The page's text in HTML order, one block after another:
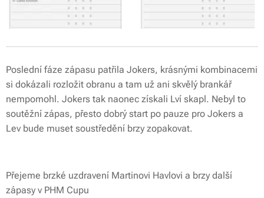
Poslední fáze zápasu patřila Jokers, krásnými kombinacemi
si dokázali rozložit obranu a tam už ani skvělý brankář
nempomohl. Jokers tak naonec získali Lví skapl. Nebyl to
soutěžní zápas, přesto dobrý start po pauze pro Jokers a
Lev bude muset soustředění brzy zopakovat.
Přejeme brzké uzdravení Martinovi Havlovi a brzy další
zápasy v PHM Cupu